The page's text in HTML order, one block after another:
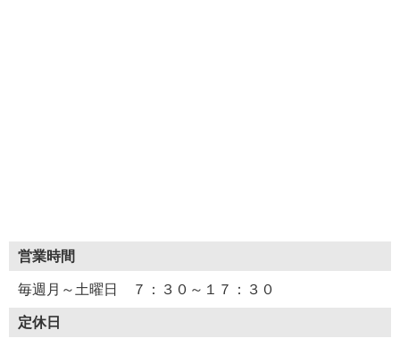
営業時間
毎週月～土曜日 ７：３０～１７：３０
定休日